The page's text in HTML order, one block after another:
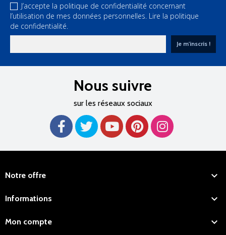
J’accepte la politique de confidentialité concernant
l’utilisation de mes données personnelles. Lire la politique
de confidentialité.
Nous suivre
sur les réseaux sociaux
Notre offre 
Informations 
Mon compte 